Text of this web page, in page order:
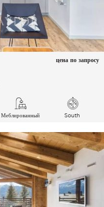
цена по запросу
Меблированный South